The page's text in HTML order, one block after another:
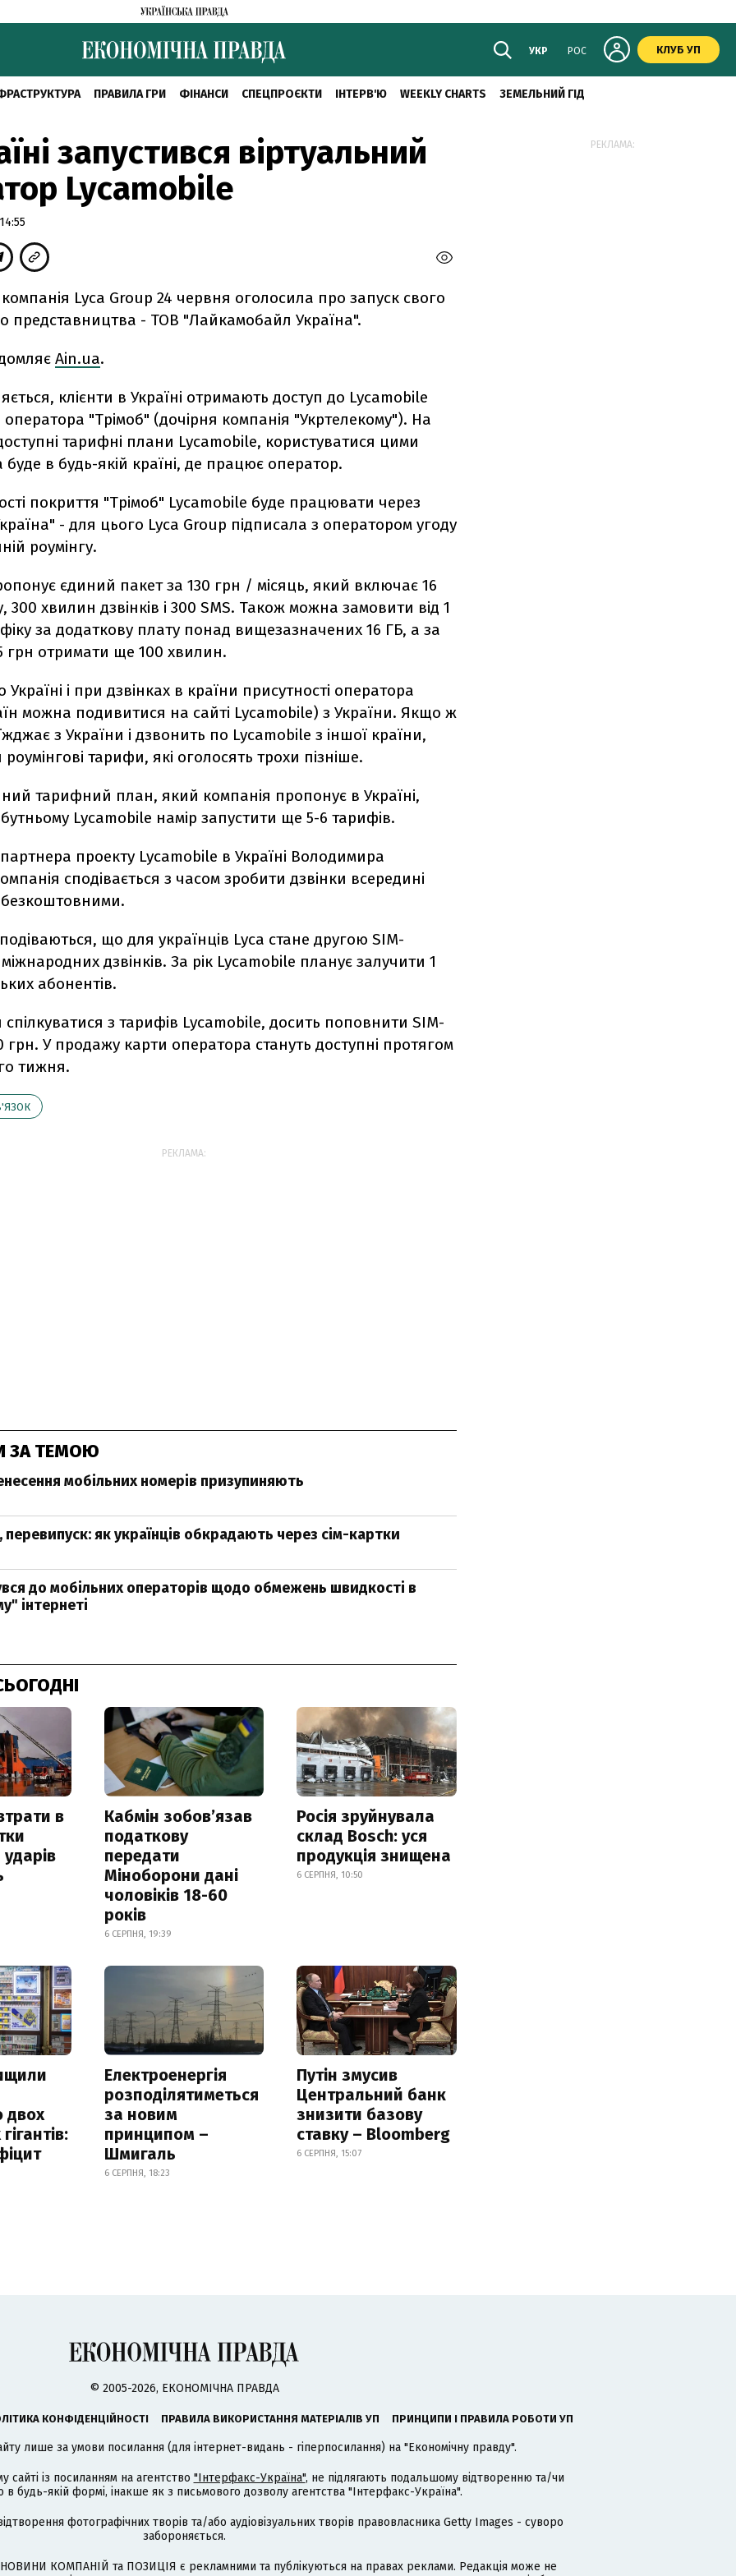
УКР РОС КЛУБ УП
ПРАВИЛА ГРИ ФІНАНСИ СПЕЦПРОЄКТИ ІНТЕРВ'Ю WEEKLY CHARTS ЗЕМЕЛЬНИЙ ГІД
запустився віртуальний
Lycamobile
Lyca Group 24 червня оголосила про запуск свого
представництва - ТОВ "Лайкамобайл Україна".
Ain.ua.
клієнти в Україні отримають доступ до Lycamobile
оператора "Трімоб" (дочірня компанія "Укртелекому"). На
тарифні плани Lycamobile, користуватися цими
буде в будь-якій країні, де працює оператор.
покриття "Трімоб" Lycamobile буде працювати через
- для цього Lyca Group підписала з оператором угоду
роумінгу.
єдиний пакет за 130 грн / місяць, який включає 16
300 хвилин дзвінків і 300 SMS. Також можна замовити від 1
за додаткову плату понад вищезазначених 16 ГБ, а за
грн отримати ще 100 хвилин.
Україні і при дзвінках в країни присутності оператора
можна подивитися на сайті Lycamobile) з України. Якщо ж
з України і дзвонить по Lycamobile з іншої країни,
роумінгові тарифи, які оголосять трохи пізніше.
тарифний план, який компанія пропонує в Україні,
Lycamobile намір запустити ще 5-6 тарифів.
проекту Lycamobile в Україні Володимира
сподівається з часом зробити дзвінки всередині
безкоштовними.
що для українців Lyca стане другою SIM-
дзвінків. За рік Lycamobile планує залучити 1
абонентів.
з тарифів Lycamobile, досить поповнити SIM-
грн. У продажу карти оператора стануть доступні протягом
тижня.
РЕКЛАМА:
ЗА ТЕМОЮ
мобільних номерів призупиняють
перевипуск: як українців обкрадають через сім-картки
до мобільних операторів щодо обмежень швидкості в
інтернеті
в
Кабмін зобовʼязав
податкову
передати
Міноборони дані
чоловіків 18-60
років
6 СЕРПНЯ, 19:39
Росія зруйнувала
склад Bosch: уся
продукція знищена
6 СЕРПНЯ, 10:50
двох
Електроенергія
розподілятиметься
за новим
принципом –
Шмигаль
6 СЕРПНЯ, 18:23
Путін змусив
Центральний банк
знизити базову
ставку – Bloomberg
6 СЕРПНЯ, 15:07
РЕКЛАМА:
© 2005-2026, ЕКОНОМІЧНА ПРАВДА
КОНФІДЕНЦІЙНОСТІ ПРАВИЛА ВИКОРИСТАННЯ МАТЕРІАЛІВ УП ПРИНЦИПИ І ПРАВИЛА РОБОТИ УП
лише за умови посилання (для інтернет-видань - гіперпосилання) на "Економічну правду".
сайті із посиланням на агентство "Інтерфакс-Україна", не підлягають подальшому відтворенню та/чи
будь-якій формі, інакше як з письмового дозволу агентства "Інтерфакс-Україна".
фотографічних творів та/або аудіовізуальних творів правовласника Getty Images - суворо
забороняється.
НОВИНИ КОМПАНІЙ та ПОЗИЦІЯ є рекламними та публікуються на правах реклами. Редакція може не